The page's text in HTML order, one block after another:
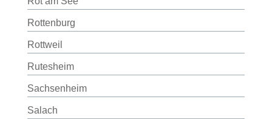
Rottenburg
Rottweil
Rutesheim
Sachsenheim
Salach